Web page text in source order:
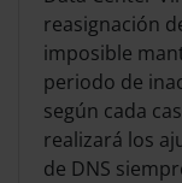
reasignación
imposible
periodo de
según cada
realizará los
de DNS